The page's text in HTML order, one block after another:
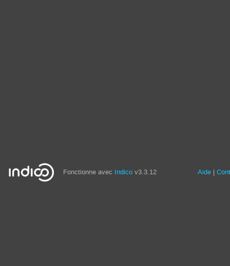
Fonctionne avec Indico v3.3.12 Aide